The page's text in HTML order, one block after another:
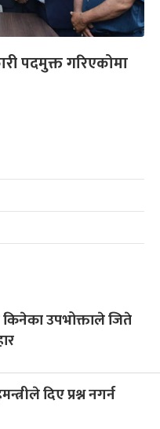
पदमुक्त गरिएकोमा
उपभोक्ताले जिते
दिए प्रश्न नगर्न